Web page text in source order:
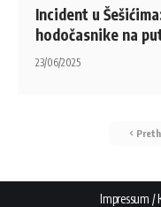
Incident u
hodočasnike na
23/06/2025
Impressum /